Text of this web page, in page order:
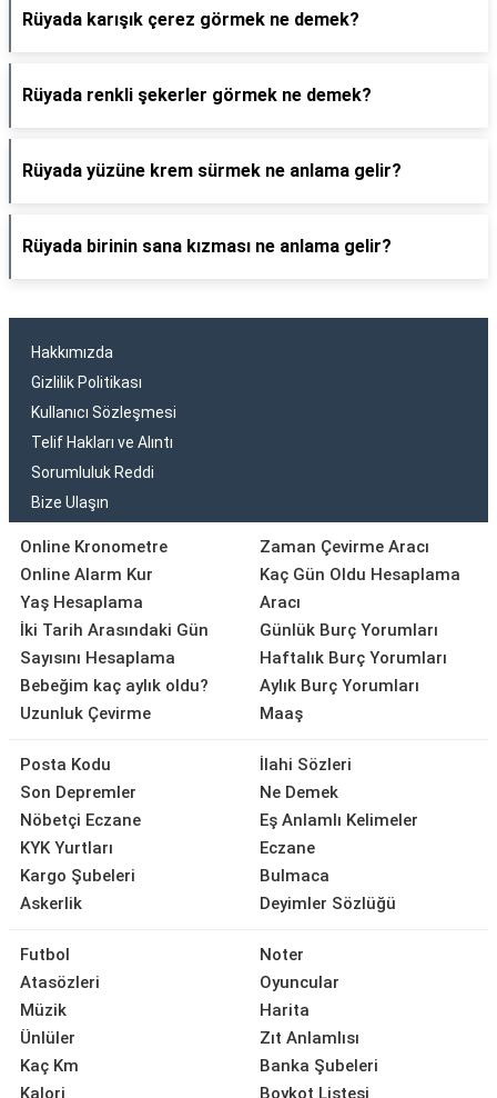
Rüyada karışık çerez görmek ne demek?
Rüyada renkli şekerler görmek ne demek?
Rüyada yüzüne krem sürmek ne anlama gelir?
Rüyada birinin sana kızması ne anlama gelir?
Hakkımızda
Gizlilik Politikası
Kullanıcı Sözleşmesi
Telif Hakları ve Alıntı
Sorumluluk Reddi
Bize Ulaşın
Online Kronometre
Online Alarm Kur
Yaş Hesaplama
İki Tarih Arasındaki Gün
Sayısını Hesaplama
Bebeğim kaç aylık oldu?
Uzunluk Çevirme
Zaman Çevirme Aracı
Kaç Gün Oldu Hesaplama
Aracı
Günlük Burç Yorumları
Haftalık Burç Yorumları
Aylık Burç Yorumları
Maaş
Posta Kodu
Son Depremler
Nöbetçi Eczane
KYK Yurtları
Kargo Şubeleri
Askerlik
İlahi Sözleri
Ne Demek
Eş Anlamlı Kelimeler
Eczane
Bulmaca
Deyimler Sözlüğü
Futbol
Atasözleri
Müzik
Ünlüler
Kaç Km
Kalori
Noter
Oyuncular
Harita
Zıt Anlamlısı
Banka Şubeleri
Boykot Listesi